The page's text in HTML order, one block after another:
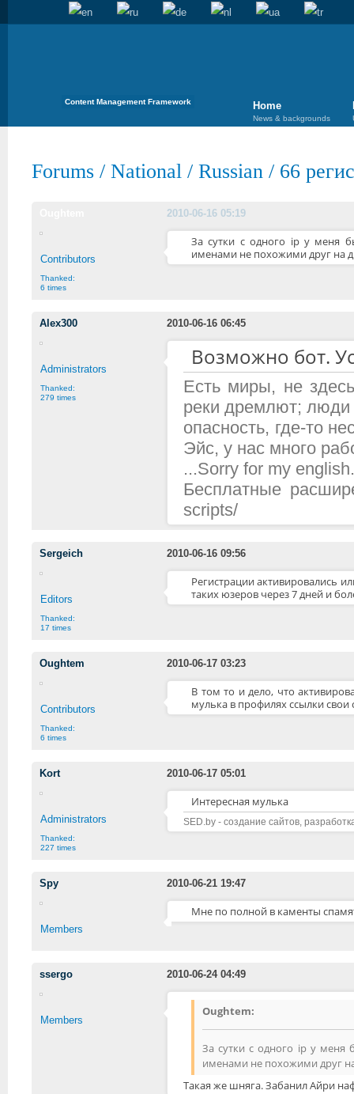
Content Management Framework Home
News & backgrounds
Forums / National / Russian / 66
2010-06-16 05:19
Contributors
Thanked:
6 times
За сутки с одного ip у меня
именами не похожими друг на
Alex300 2010-06-16 06:45
Administrators
Thanked:
279 times
Возможно бот.
Есть миры, не
реки дремлют; люди
опасность, где-то
Эйс, у нас много
...Sorry for my
Бесплатные
scripts/
Sergeich 2010-06-16 09:56
Editors
Thanked:
17 times
Регистрации активировались
таких юзеров через 7 дней и
Oughtem 2010-06-17 03:23
Contributors
Thanked:
6 times
В том то и дело, что
мулька в профилях ссылки свои
Kort 2010-06-17 05:01
Administrators
Thanked:
227 times
Интересная мулька
SED.by - создание сайтов,
Spy 2010-06-21 19:47
Members
Мне по полной в каменты
ssergo 2010-06-24 04:49
Members
Oughtem:
За сутки с одного ip у меня
именами не похожими друг
Такая же шняга. Забанил Айри